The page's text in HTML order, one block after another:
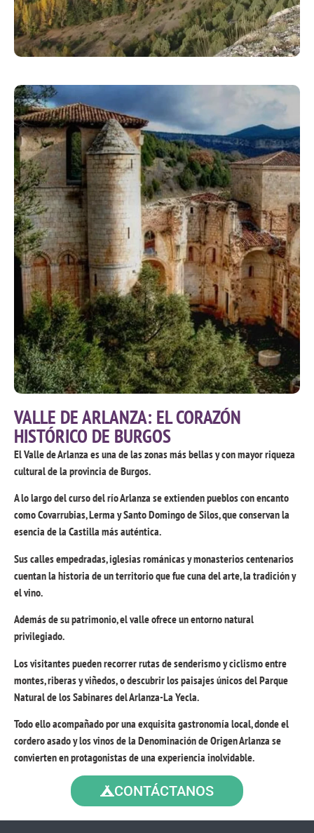
VALLE DE ARLANZA: EL CORAZÓN
HISTÓRICO DE BURGOS
El Valle de Arlanza es una de las zonas más bellas y conmayor riqueza
cultural de la provincia de Burgos.
A lo largo del curso del río Arlanza se extienden pueblos con encanto
como Covarrubias, Lerma y Santo Domingo de Silos, que conservan la
esencia de la Castilla más auténtica.
Sus calles empedradas, iglesias románicas y monasterios centenarios
cuentan la historia de un territorio que fue cuna del arte, la tradición y
el vino.
Además de su patrimonio, el valle ofrece un entorno natural
privilegiado.
Los visitantes pueden recorrer rutas desenderismo y ciclismo entre
montes, riberas y viñedos,o descubrir los paisajes únicos del Parque
Natural de los Sabinares del Arlanza-La Yecla.
Todo ello acompañado por una exquisita gastronomía local, donde el
cordero asado y los vinos de la Denominación de Origen Arlanza se
convierten en protagonistas de una experiencia inolvidable.
CONTÁCTANOS